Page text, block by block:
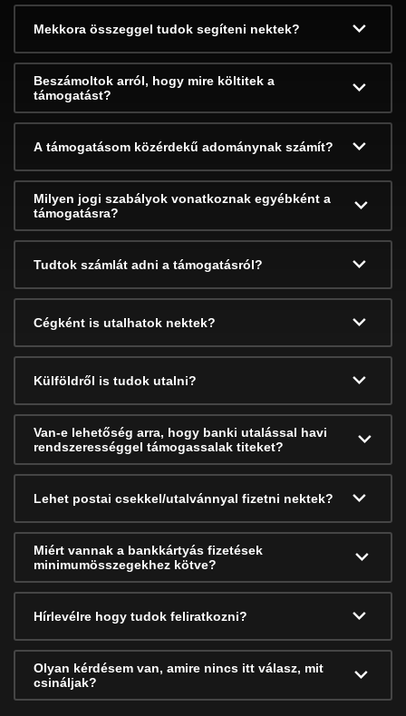
Mekkora összeggel tudok segíteni nektek?
Beszámoltok arról, hogy mire költitek a
támogatást?
A támogatásom közérdekű adománynak számít?
Milyen jogi szabályok vonatkoznak egyébként a
támogatásra?
Tudtok számlát adni a támogatásról?
Cégként is utalhatok nektek?
Külföldről is tudok utalni?
Van-e lehetőség arra, hogy banki utalással havi
rendszerességgel támogassalak titeket?
Lehet postai csekkel/utalvánnyal fizetni nektek?
Miért vannak a bankkártyás fizetések
minimumösszegekhez kötve?
Hírlevélre hogy tudok feliratkozni?
Olyan kérdésem van, amire nincs itt válasz, mit
csináljak?